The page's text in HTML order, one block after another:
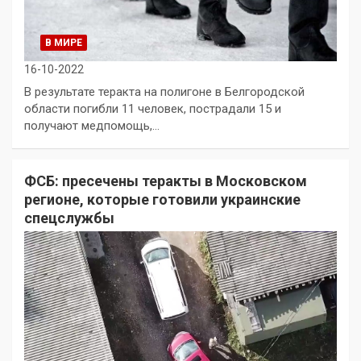
В МИРЕ
16-10-2022
В результате теракта на полигоне в Белгородской
области погибли 11 человек, пострадали 15 и
получают медпомощь,…
ФСБ: пресечены теракты в Московском
регионе, которые готовили украинские
спецслужбы